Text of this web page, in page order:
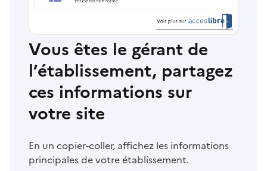
Vous êtes le gérant de
l’établissement, partagez
ces informations sur
votre site
En un copier-coller, affichez les informations
principales de votre établissement.